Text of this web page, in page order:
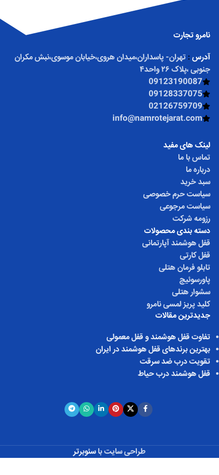
نامرو تجارت
آدرس : تهران- پاسداران،میدان هروی،خیابان موسوی،نبش مکران
جنوبی ،پلاک ۲۶ واحد۴
09123190087
09128337075
02126759709
info@namrotejarat.com
لینک های مفید
تماس با ما
درباره ما
سبد خرید
سیاست حرم خصوصی
سیاست مرجوعی
رزومه شرکت
دسته بندی محصولات
قفل هوشمند آپارتمانی
قفل کارتی
تابلو فرمان هتلی
پاورسوئیچ
سشوار هتلی
کلید پریز لمسی نامرو
جدیدترین مقالات
تفاوت قفل هوشمند و قفل معمولی
بهترین برندهای قفل هوشمند در ایران
تقویت درب ضد سرقت
قفل هوشمند درب حیاط
طراحی سایت باسئوبرتر